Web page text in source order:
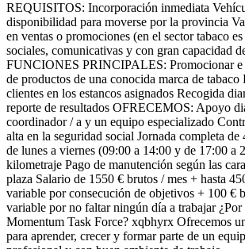
REQUISITOS: Incorporación inmediata
disponibilidad para moverse por la provincia
en ventas o promociones (en el sector tabaco
sociales, comunicativas y con gran capacidad
FUNCIONES PRINCIPALES: Promocionar e
de productos de una conocida marca de
clientes en los estancos asignados Recogida
reporte de resultados OFRECEMOS: Apoyo
coordinador / a y un equipo especializado
alta en la seguridad social Jornada completa de
de lunes a viernes (09:00 a 14:00 y de 17:00 a
kilometraje Pago de manutención según las
plaza Salario de 1550 € brutos / mes + hasta
variable por consecución de objetivos + 100 €
variable por no faltar ningún día a trabajar ¿Por
Momentum Task Force? xqbhyrx Ofrecemos
para aprender, crecer y formar parte de un